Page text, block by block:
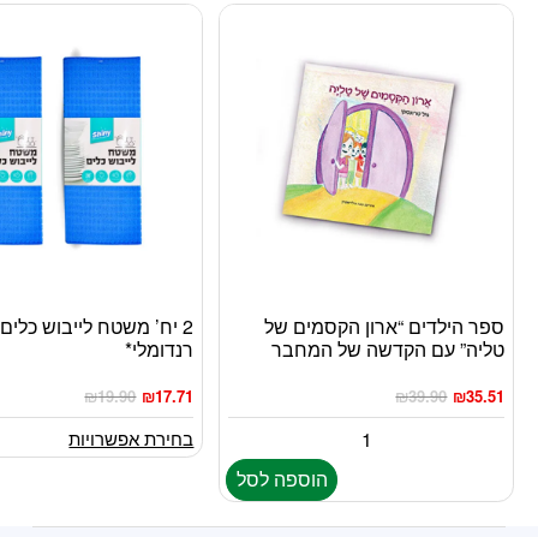
ספר הילדים “ארון הקסמים של
טליה” עם הקדשה של המחבר
₪39.90 ₪35.51
הוספה לסל
2 יח’ משטח לייבוש
רנדומלי*
₪19.90 ₪17.71
למוצר
זה
מספר
סוגים.
ניתן
את
בחירת אפשרויות